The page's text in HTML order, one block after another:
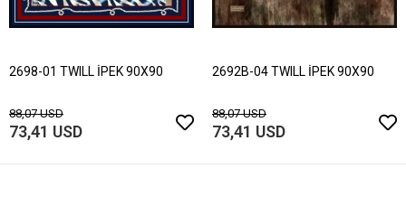
2698-01 TWILL İPEK 90X90
88,07 USD
73,41 USD
2692B-04 TWILL İPEK 90X90
88,07 USD
73,41 USD